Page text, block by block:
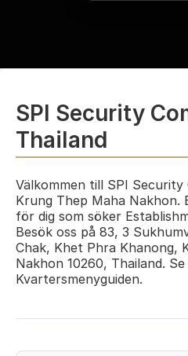
SPI Security
Thailand
Välkommen till SPI Security
Krung Thep Maha Nakhon.
för dig som söker
Besök oss på 83, 3
Chak, Khet Phra Khanong,
Nakhon 10260, Thailand.
Kvartersmenyguiden.